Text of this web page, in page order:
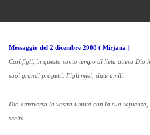
Messaggio del 2 dicembre 2008 ( Mirjana )
Cari figli, in questo santo tempo di lieta attesa Dio
suoi grandi progetti. Figli miei, siate umili.
Dio attraverso la vostra umiltà con la sua
scelta.